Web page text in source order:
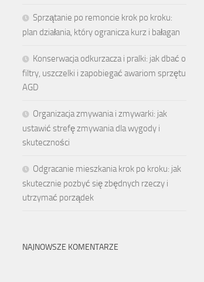
Sprzątanie po remoncie krok po kroku:
plan działania, który ogranicza kurz i bałagan
Konserwacja odkurzacza i pralki: jak dbać o
filtry, uszczelki i zapobiegać awariom sprzętu
AGD
Organizacja zmywania i zmywarki: jak
ustawić strefę zmywania dla wygody i
skuteczności
Odgracanie mieszkania krok po kroku: jak
skutecznie pozbyć się zbędnych rzeczy i
utrzymać porządek
NAJNOWSZE KOMENTARZE